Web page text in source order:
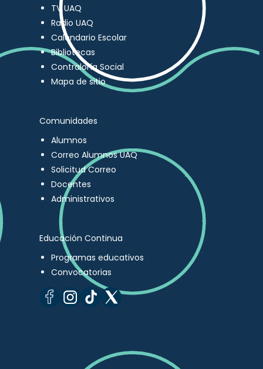
TV UAQ
Radio UAQ
Calendario Escolar
Bibliotecas
Contraloría Social
Mapa de sitio
Comunidades
Alumnos
Correo Alumnos UAQ
Solicitud Correo
Docentes
Administrativos
Educación Continua
Programas educativos
Convocatorias